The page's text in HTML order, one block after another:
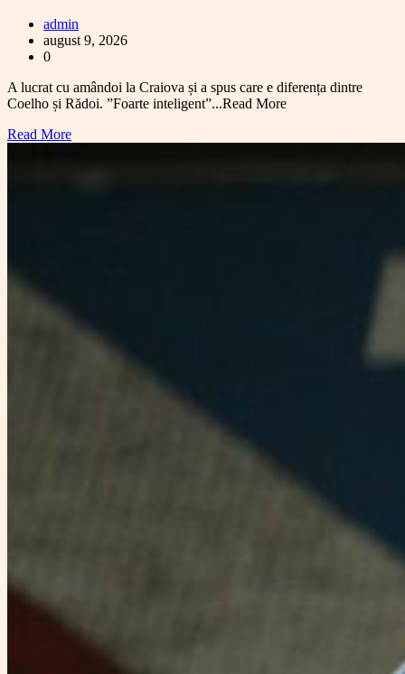
admin
august 9, 2026
0
A lucrat cu amândoi la Craiova și a spus care e diferența dintre
Coelho și Rădoi. ”Foarte inteligent”...Read More
Read More